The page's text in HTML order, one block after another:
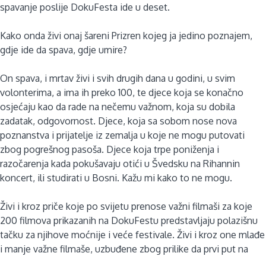
spavanje poslije DokuFesta ide u deset.
Kako onda živi onaj šareni Prizren kojeg ja jedino poznajem,
gdje ide da spava, gdje umire?
On spava, i mrtav živi i svih drugih dana u godini, u svim
volonterima, a ima ih preko 100, te djece koja se konačno
osjećaju kao da rade na nečemu važnom, koja su dobila
zadatak, odgovornost. Djece, koja sa sobom nose nova
poznanstva i prijatelje iz zemalja u koje ne mogu putovati
zbog pogrešnog pasoša. Djece koja trpe poniženja i
razočarenja kada pokušavaju otići u Švedsku na Rihannin
koncert, ili studirati u Bosni. Kažu mi kako to ne mogu.
Živi i kroz priče koje po svijetu prenose važni filmaši za koje
200 filmova prikazanih na DokuFestu predstavljaju polazišnu
tačku za njihove moćnije i veće festivale. Živi i kroz one mlađe
i manje važne filmaše, uzbuđene zbog prilike da prvi put na